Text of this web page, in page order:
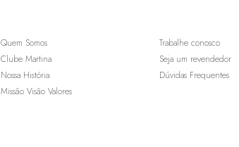
Trabalhe conosco
Seja um revendedor
Dúvidas Frequentes
Quem Somos
Clube Martina
Nossa História
Missão Visão Valores